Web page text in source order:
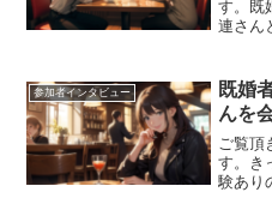
す。既
連さん
てそれ
てご紹
参加者インタビュー
既婚
んを
ご覧頂
す。き
験あり